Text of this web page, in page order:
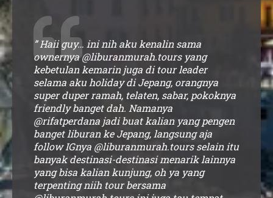
” Haii guy… ini nih aku kenalin sama
ownernya @liburanmurah.tours yang
kebetulan kemarin juga di tour leader
selama aku holiday di Jepang, orangnya
super duper ramah, telaten, sabar, pokoknya
friendly banget dah. Namanya
@rifatperdana jadi buat kalian yang pengen
banget liburan ke Jepang, langsung aja
follow IGnya @liburanmurah.tours selain itu
banyak destinasi-destinasi menarik lainnya
yang bisa kalian kunjung, oh ya yang
terpenting niih tour bersama